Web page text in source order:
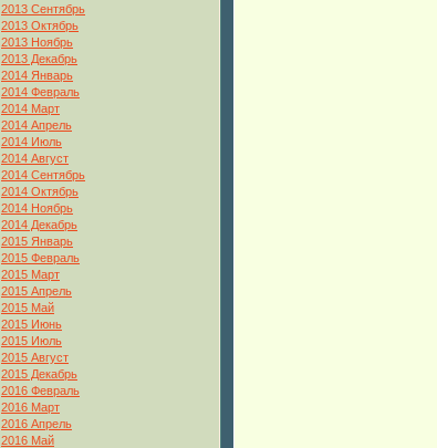
2013 Сентябрь
2013 Октябрь
2013 Ноябрь
2013 Декабрь
2014 Январь
2014 Февраль
2014 Март
2014 Апрель
2014 Июль
2014 Август
2014 Сентябрь
2014 Октябрь
2014 Ноябрь
2014 Декабрь
2015 Январь
2015 Февраль
2015 Март
2015 Апрель
2015 Май
2015 Июнь
2015 Июль
2015 Август
2015 Декабрь
2016 Февраль
2016 Март
2016 Апрель
2016 Май